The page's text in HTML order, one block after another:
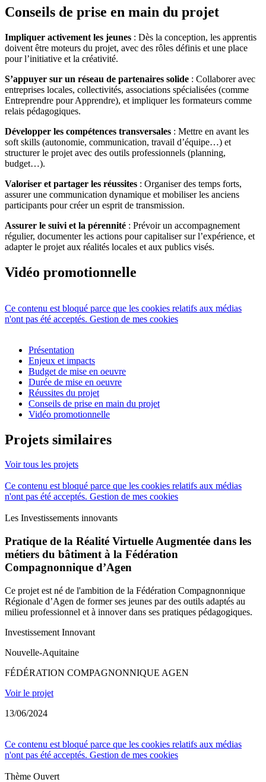
Conseils de prise en main du projet
Impliquer activement les jeunes : Dès la conception, les apprentis
doivent être moteurs du projet, avec des rôles définis et une place
pour l’initiative et la créativité.
S’appuyer sur un réseau de partenaires solide : Collaborer avec
entreprises locales, collectivités, associations spécialisées (comme
Entreprendre pour Apprendre), et impliquer les formateurs comme
relais pédagogiques.
Développer les compétences transversales : Mettre en avant les
soft skills (autonomie, communication, travail d’équipe…) et
structurer le projet avec des outils professionnels (planning,
budget…).
Valoriser et partager les réussites : Organiser des temps forts,
assurer une communication dynamique et mobiliser les anciens
participants pour créer un esprit de transmission.
Assurer le suivi et la pérennité : Prévoir un accompagnement
régulier, documenter les actions pour capitaliser sur l’expérience, et
adapter le projet aux réalités locales et aux publics visés.
Vidéo promotionnelle
Ce contenu est bloqué parce que les cookies relatifs aux médias
n'ont pas été acceptés. Gestion de mes cookies
Présentation
Enjeux et impacts
Budget de mise en oeuvre
Durée de mise en oeuvre
Réussites du projet
Conseils de prise en main du projet
Vidéo promotionnelle
Projets similaires
Voir tous les projets
Ce contenu est bloqué parce que les cookies relatifs aux médias
n'ont pas été acceptés. Gestion de mes cookies
Les Investissements innovants
Pratique de la Réalité Virtuelle Augmentée dans les
métiers du bâtiment à la Fédération
Compagnonnique d’Agen
Ce projet est né de l'ambition de la Fédération Compagnonnique
Régionale d’Agen de former ses jeunes par des outils adaptés au
milieu professionnel et à innover dans ses pratiques pédagogiques.
Investissement Innovant
Nouvelle-Aquitaine
FÉDÉRATION COMPAGNONNIQUE AGEN
Voir le projet
13/06/2024
Ce contenu est bloqué parce que les cookies relatifs aux médias
n'ont pas été acceptés. Gestion de mes cookies
Thème Ouvert